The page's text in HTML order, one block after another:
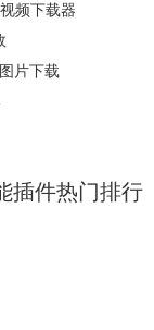
频下载器
片下载
插件热门排行